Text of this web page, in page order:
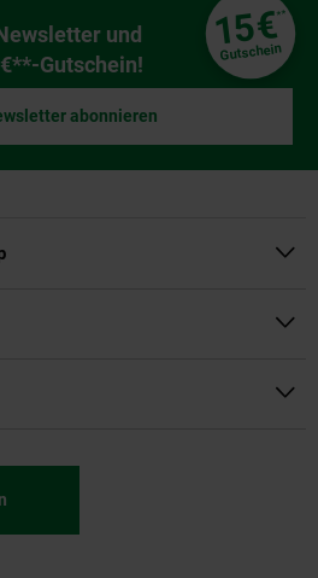
und
Gutschein!
15€**
Gutschein
abonnieren